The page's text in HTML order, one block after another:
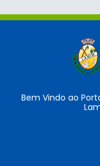
Bem Vindo ao